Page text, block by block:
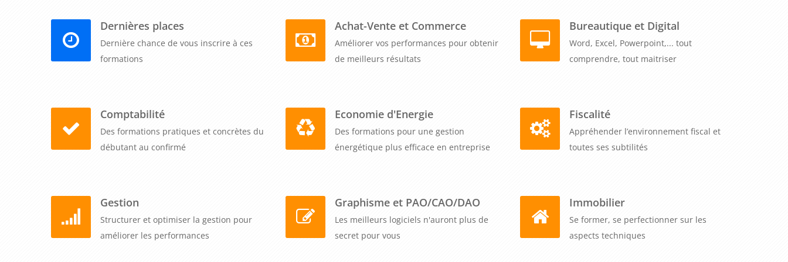
des pratiques essentielles et découverte de l'automatisation pour des gains de productivité immédiats et
durables. Contactez-nous pour construire ensemble le programme qui transformera en une journée la manière
dont vos équipes travaillent avec excel, libérant un temps précieux pour des activités à plus forte valeur
ajoutée.
Dernières places
Dernière chance de vous inscrire à ces
formations
Achat-Vente et Commerce
Améliorer vos performances pour obtenir
de meilleurs résultats
Bureautique et Digital
Word, Excel, Powerpoint,... tout
comprendre, tout maitriser
Comptabilité
Des formations pratiques et concrètes du
débutant au confirmé
Economie d'Energie
Des formations pour une gestion
énergétique plus efficace en entreprise
Fiscalité
Appréhender l’environnement fiscal et
toutes ses subtilités
Gestion
Structurer et optimiser la gestion pour
améliorer les performances
Graphisme et PAO/CAO/DAO
Les meilleurs logiciels n'auront plus de
secret pour vous
Immobilier
Se former, se perfectionner sur les
aspects techniques